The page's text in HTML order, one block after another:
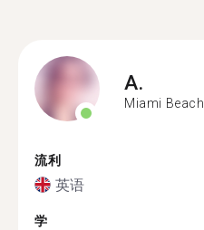
A.
Miami Beach
流利
英语
学